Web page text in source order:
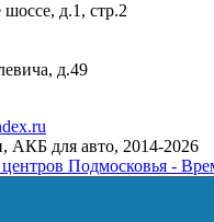
д.1, стр.2
д.49
для авто, 2014-2026